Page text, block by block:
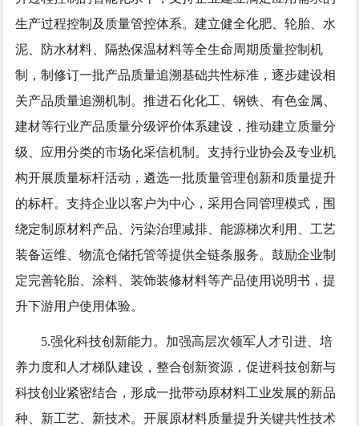
生产过程控制及质量管控体系。建立健全化肥、轮胎、水
泥、防水材料、隔热保温材料等全生命周期质量控制机
制，制修订一批产品质量追溯基础共性标准，逐步建设相
关产品质量追溯机制。推进石化化工、钢铁、有色金属、
建材等行业产品质量分级评价体系建设，推动建立质量分
级、应用分类的市场化采信机制。支持行业协会及专业机
构开展质量标杆活动，遴选一批质量管理创新和质量提升
的标杆。支持企业以客户为中心，采用合同管理模式，围
绕定制原材料产品、污染治理减排、能源梯次利用、工艺
装备运维、物流仓储托管等提供全链条服务。鼓励企业制
定完善轮胎、涂料、装饰装修材料等产品使用说明书，提
升下游用户使用体验。
5.强化科技创新能力。加强高层次领军人才引进、培
养力度和人才梯队建设，整合创新资源，促进科技创新与
科技创业紧密结合，形成一批带动原材料工业发展的新品
种、新工艺、新技术。开展原材料质量提升关键共性技术